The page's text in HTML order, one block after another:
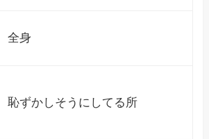
全身
恥ずかしそうにしてる所